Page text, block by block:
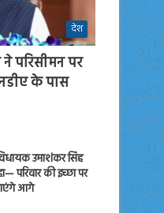
देश
ने परिसीमन पर
के पास
उमाशंकर सिंह
परिवार की इच्छा पर
आगे